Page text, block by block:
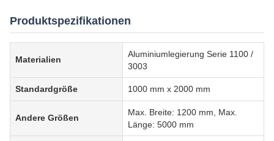
Produktspezifikationen
Materialien
Aluminiumlegierung Serie 1100 /
3003
Standardgröße 1000 mm x 2000 mm
Andere Größen
Max. Breite: 1200 mm, Max.
Länge: 5000 mm